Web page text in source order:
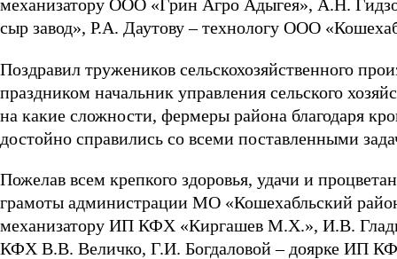
механизатору ООО «Грин Агро Адыгея», А.Н.
сыр завод», Р.А. Даутову – технологу ООО
Поздравил тружеников сельскохозяйственного
праздником начальник управления сельского
на какие сложности, фермеры района благодаря
достойно справились со всеми поставленными
Пожелав всем крепкого здоровья, удачи и
грамоты администрации МО «Кошехабльский
механизатору ИП КФХ «Киргашев М.Х.», И.В.
КФХ В.В. Величко, Г.И. Богдаловой – доярке ИП